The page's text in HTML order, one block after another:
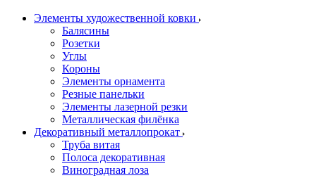
Элементы художественной ковки
Балясины
Розетки
Углы
Короны
Элементы орнамента
Резные панельки
Элементы лазерной резки
Металлическая филёнка
Декоративный металлопрокат
Труба витая
Полоса декоративная
Виноградная лоза